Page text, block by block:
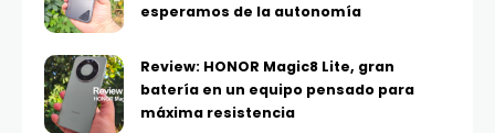
esperamos de la autonomía
Review: HONOR Magic8 Lite, gran
batería en un equipo pensado para
máxima resistencia